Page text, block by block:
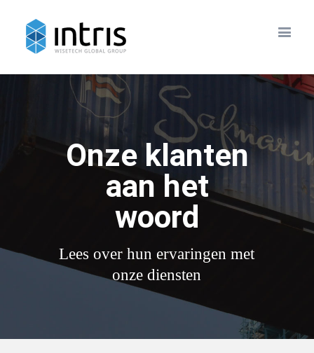
Onze klanten
aan het
woord
Lees over hun ervaringen met
onze diensten